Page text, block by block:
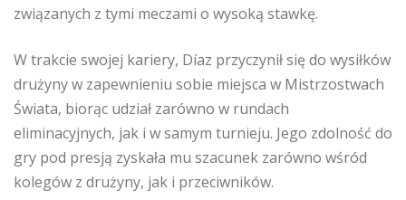
związanych z tymi meczami o wysoką stawkę.
W trakcie swojej kariery, Díaz przyczynił się do wysiłków
drużyny w zapewnieniu sobie miejsca w Mistrzostwach
Świata, biorąc udział zarówno w rundach
eliminacyjnych, jak i w samym turnieju. Jego zdolność do
gry pod presją zyskała mu szacunek zarówno wśród
kolegów z drużyny, jak i przeciwników.